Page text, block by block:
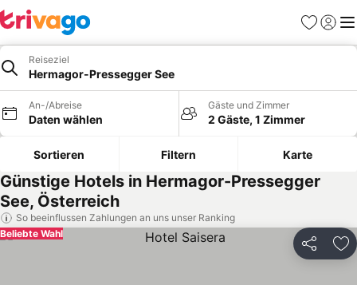
Favoriten
Reiseziel
Hermagor-Pressegger See
An-/Abreise
Daten wählen
Gäste und Zimmer
2 Gäste, 1 Zimmer
Sortieren Filtern Karte
Günstige Hotels in Hermagor-Pressegger
See, Österreich
So beeinflussen Zahlungen an uns unser Ranking
Teilen
Beliebte Wahl